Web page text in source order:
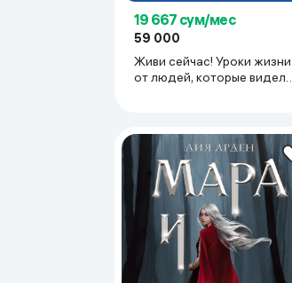
19 667 сум/мес
59 000
Живи сейчас! Уроки жизни
от людей, которые видели